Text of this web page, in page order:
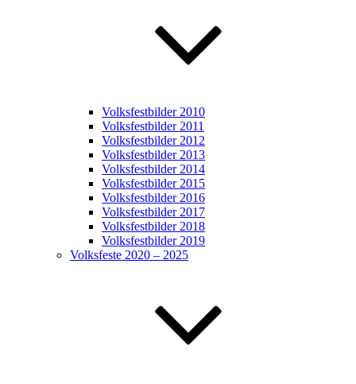
Volksfestbilder 2010
Volksfestbilder 2011
Volksfestbilder 2012
Volksfestbilder 2013
Volksfestbilder 2014
Volksfestbilder 2015
Volksfestbilder 2016
Volksfestbilder 2017
Volksfestbilder 2018
Volksfestbilder 2019
Volksfeste 2020 – 2025